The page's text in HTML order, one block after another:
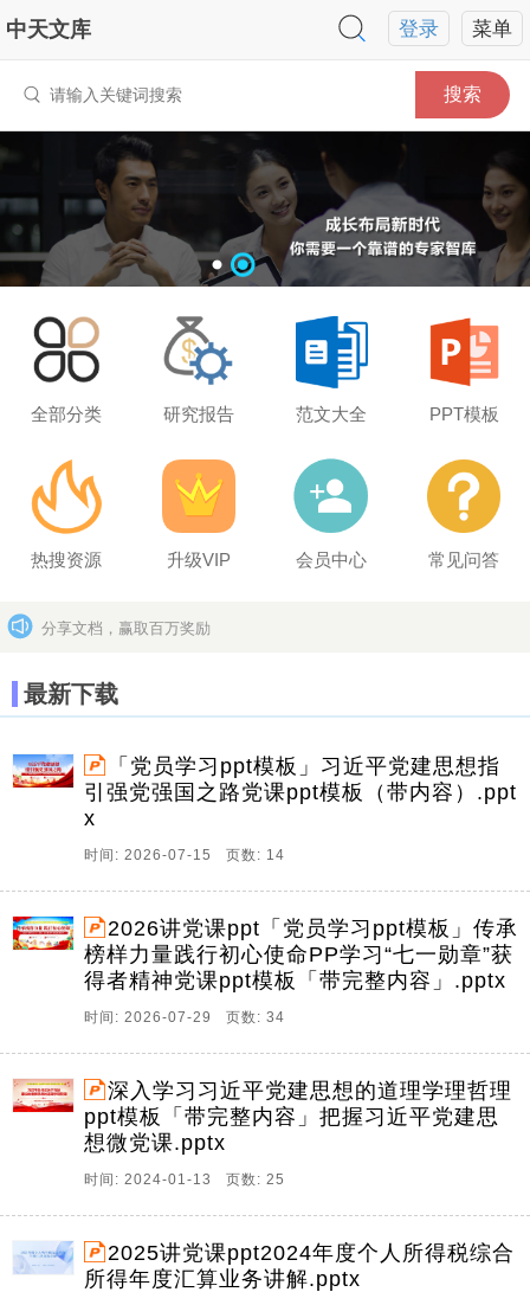
菜单
登录
中天文库
搜索
全部分类 研究报告 范文大全 PPT模板
热搜资源 升级VIP 会员中心 常见问答
分享文档，赢取百万奖励
最新下载
「党员学习ppt模板」习近平党建思想指
引强党强国之路党课ppt模板（带内容）.ppt
x
时间: 2026-07-15 页数: 14
2026讲党课ppt「党员学习ppt模板」传承
榜样力量践行初心使命PP学习“七一勋章”获
得者精神党课ppt模板「带完整内容」.pptx
时间: 2026-07-29 页数: 34
深入学习习近平党建思想的道理学理哲理
ppt模板「带完整内容」把握习近平党建思
想微党课.pptx
时间: 2024-01-13 页数: 25
2025讲党课ppt2024年度个人所得税综合
所得年度汇算业务讲解.pptx